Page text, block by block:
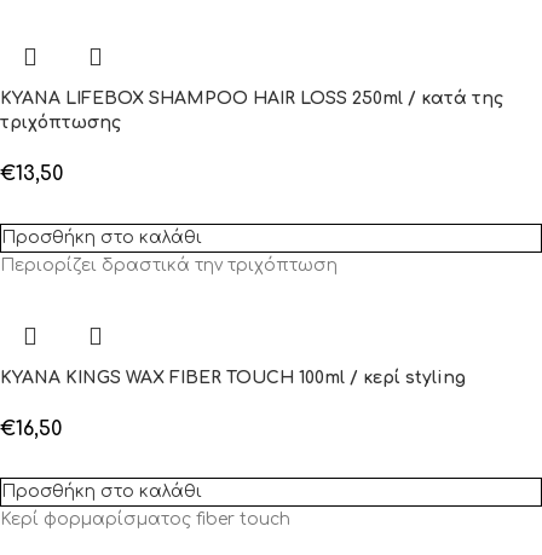
KYANA LIFEBOX SHAMPOO HAIR LOSS 250ml / κατά της
τριχόπτωσης
€13,50
Προσθήκη στο καλάθι
Περιορίζει δραστικά την τριχόπτωση
KYANA KINGS WAX FIBER TOUCH 100ml / κερί styling
€16,50
Προσθήκη στο καλάθι
Κερί φορμαρίσματος fiber touch